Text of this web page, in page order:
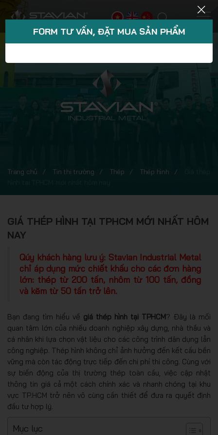
Trang chủ Tin thị trường Thép Thép hình
GIÁ THÉP HÌNH TẠI TPHCM MỚI NHẤT HÔM
NAY
Qúy khách hàng lưu ý: Stavian Industrial Metal
chỉ áp dụng mức chiết khấu cho các đơn hàng
lớn: thép từ 200 tấn, nhôm từ 100 tấn, đồng
và kẽm từ 50 tấn trở lên.
Bạn đang tìm hiểu về giá thép hình tại TPHCM? Đây là mối
quan tâm lớn của nhiều doanh nghiệp xây dựng, nhà thầu và
cá nhân khi lựa chọn vật liệu cho các công trình dân dụng lẫn
công nghiệp. Thép hình không chỉ ảnh hưởng đến kết cấu bền
vững mà còn tác động trực tiếp đến chi phí thi công. Cùng với
sự biến động của thị trường thép toàn cầu, việc cập nhật
thông tin giá cả một cách chính xác và nhanh chóng tại khu
vực TP.HCM trở nên vô cùng cần thiết để đưa ra quyết định
đầu tư hợp lý.
Mục lục
FORM TƯ VẤN, ĐẶT MUA SẢN PHẨM